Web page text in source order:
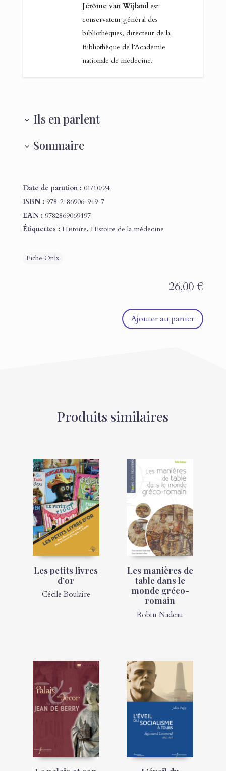
Jérôme van Wijlandest
conservateur général des
bibliothèques, directeur de la
Bibliothèque de l’Académie
nationale de médecine.
Ils en parlent
Sommaire
Date de parution : 01/10/24
ISBN : 978-2-86906-949-7
EAN : 9782869069497
Étiquettes : Histoire, Histoire de la médecine
26,00€
Ajouter au panier
Produits similaires
Les petits livres
d’or
Cécile Boulaire
Les manières de
table dans le
monde gréco-
romain
Robin Nadeau